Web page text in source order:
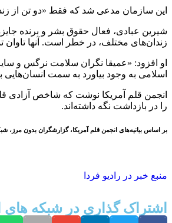
این سازمان مدعی شد که فقط «دو تن از
شیرین عبادی، فعال حقوق بشر و برنده
زندان‌های مختلف، در خطر است. آنها تاوان
او افزود: «عمیقا نگران سلامت نرگس و
اسلامی به وجود بیاورد به سمت انسان‌هایی
را در بازداشت نگه داشته‌اند.
بر اساس بیانیه‌های انجمن قلم آمریکا، گزارشگران بدون
منبع خبر در رادیو فردا
اشتراک گذاری در شبکه های